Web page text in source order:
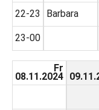
22-23
23-00
Barbara
Fr
08.11.2024